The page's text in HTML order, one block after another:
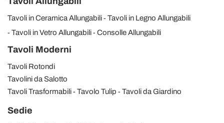
Tavoli in Ceramica Allungabili
Tavoli in Legno Allungabili
Tavoli in Vetro Allungabili
Consolle Allungabili
Tavoli Moderni
Tavoli Rotondi
Tavolini da Salotto
Tavoli Trasformabili
Tavolo Tulip Tavoli da Giardino
Sedie